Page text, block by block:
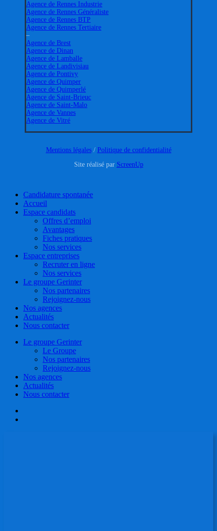
Agence de Rennes Industrie
Agence de Rennes Généraliste
Agence de Rennes BTP
Agence de Rennes Tertiaire
–
Agence de Brest
Agence de Dinan
Agence de Lamballe
Agence de Landivisiau
Agence de Pontivy
Agence de Quimper
Agence de Quimperlé
Agence de Saint-Brieuc
Agence de Saint-Malo
Agence de Vannes
Agence de Vitré
Mentions légales/ Politique de confidentialité
Site réalisé par ScreenUp
Close
Menu
Candidature spontanée
Accueil
Espace candidats
Offres d’emploi
Avantages
Fiches pratiques
Nos services
Espace entreprises
Recruter en ligne
Nos services
Le groupe Gerinter
Nos partenaires
Rejoignez-nous
Nos agences
Actualités
Nous contacter
Le groupe Gerinter
Le Groupe
Nos partenaires
Rejoignez-nous
Nos agences
Actualités
Nous contacter